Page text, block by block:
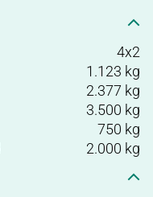
4x2
1.123 kg
2.377 kg
3.500 kg
750 kg
2.000 kg